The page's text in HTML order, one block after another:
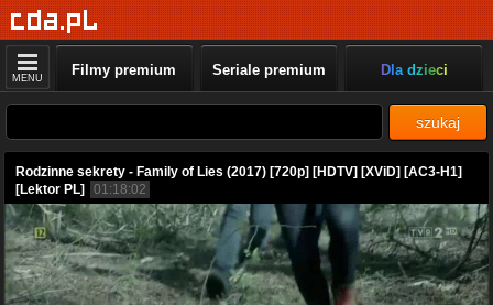
MENU Filmy premium Seriale premium Dla dzieci
szukaj
Rodzinne sekrety - Family of Lies (2017) [720p] [HDTV] [XViD] [AC3-H1]
[Lektor PL]
01:18:02